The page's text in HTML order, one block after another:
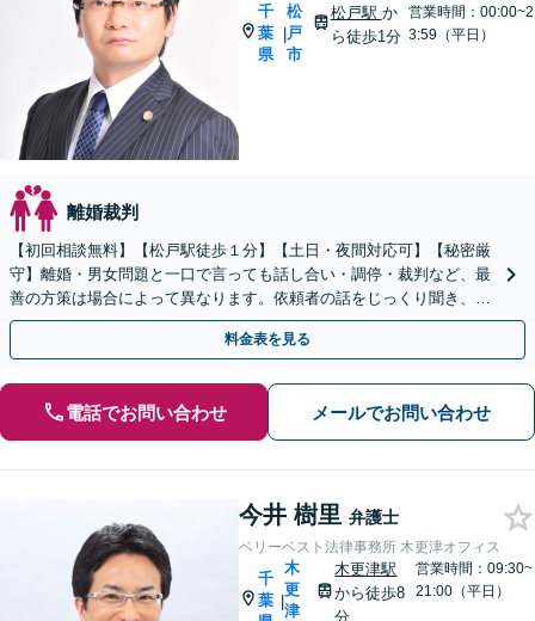
千
葉
県
|
松
戸
市
松戸駅 か
ら徒歩1分
営業時間：00:00~2
3:59（平日）
離婚裁判
【初回相談無料】【松戸駅徒歩１分】【土日・夜間対応可】【秘密厳
守】離婚・男女問題と一口で言っても話し合い・調停・裁判など、最
善の方策は場合によって異なります。依頼者の話をじっくり聞き、よ
り良い再出発を迎えるために全力を尽くします。
料金表を見る
電話でお問い合わせ メールでお問い合わせ
今井 樹里 弁護士
ベリーベスト法律事務所 木更津オフィス
千
葉 |
木
更
津
木更津駅
から徒歩8
分
営業時間：09:30~
21:00（平日）